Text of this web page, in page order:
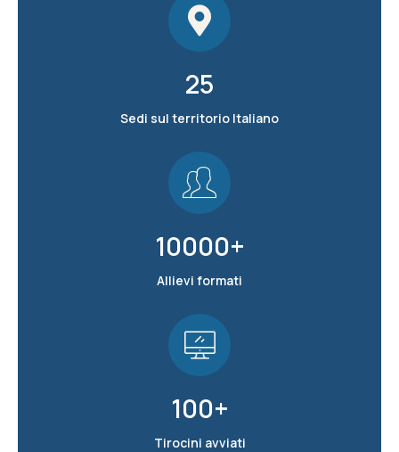
Sedi sul territorio Italiano
25
Allievi formati
10000+
Tirocini avviati
100+